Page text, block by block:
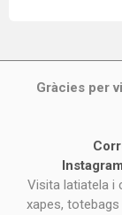
Gràcies per
Instagram
Visita latiatela i
xapes,